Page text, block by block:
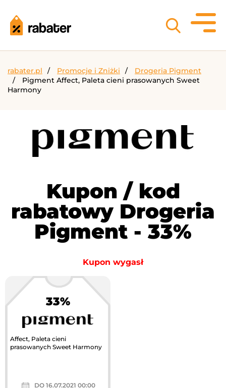
rabater.pl Promocje i Zniżki
Drogeria Pigment
Pigment Affect, Paleta cieni prasowanych Sweet
Harmony
Kupon / kod
rabatowy Drogeria
Pigment - 33%
Kupon wygasł
33%
Affect, Paleta cieni
prasowanych Sweet Harmony
DO 16.07.2021 00:00